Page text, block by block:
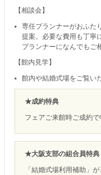
【相談会】
専任プランナーがおふた
提案。必要な費用も丁寧
プランナーになんでもご
【館内見学】
館内や結婚式場をご覧い
★成約特典
フェアご来館時ご成約で
★大阪支部の組合員特典
「結婚式場利用補助」